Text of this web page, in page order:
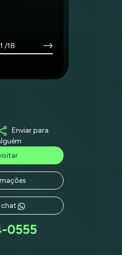
1 /18
Enviar para
chat
0555